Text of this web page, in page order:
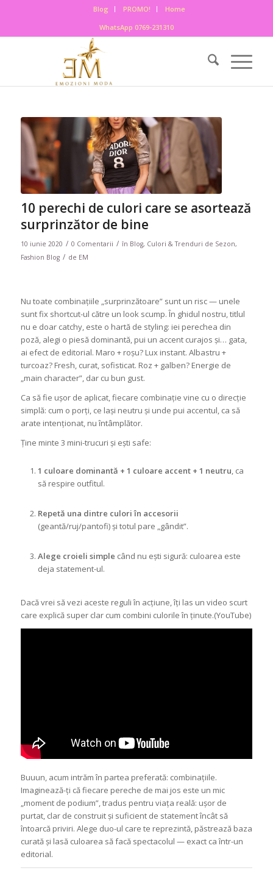
Blog PROMO!
Home
WhatsApp 0769-231310
10 perechi de culori care se asortează
surprinzător de bine
10 iunie 2020 / 0 Comentarii / în Blog, Culori & Trenduri de Sezon,
Fashion Blog / de EM
Nu toate combinațiile „surprinzătoare” sunt un risc — unele
sunt fix shortcut-ul către un look scump. În ghidul nostru, titlul
nu e doar catchy, este o hartă de styling: iei perechea din
poză, alegi o piesă dominantă, pui un accent curajos și… gata,
ai efect de editorial. Maro + roșu? Lux instant. Albastru +
turcoaz? Fresh, curat, sofisticat. Roz + galben? Energie de
„main character”, dar cu bun gust.
Ca să fie ușor de aplicat, fiecare combinație vine cu o direcție
simplă: cum o porți, ce lași neutru și unde pui accentul, ca să
arate intenționat, nu întâmplător.
Ține minte 3 mini-trucuri și ești safe:
1 culoare dominantă + 1 culoare accent + 1 neutru, ca
să respire outfitul.
Repetă una dintre culori în accesorii
(geantă/ruj/pantofi) și totul pare „gândit”.
Alege croieli simple când nu ești sigură: culoarea este
deja statement-ul.
Dacă vrei să vezi aceste reguli în acțiune, îți las un video scurt
care explică super clar cum combini culorile în ținute.(YouTube)
Buuun, acum intrăm în partea preferată: combinațiile.
Imaginează-ți că fiecare pereche de mai jos este un mic
„moment de podium”, tradus pentru viața reală: ușor de
purtat, clar de construit și suficient de statement încât să
întoarcă priviri. Alege duo-ul care te reprezintă, păstrează baza
curată și lasă culoarea să facă spectacolul — exact ca într-un
editorial.